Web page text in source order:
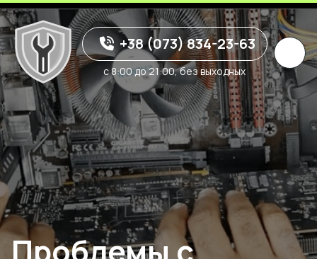
+38 (073) 834-23-63
с 8:00 до 21:00, без выходных